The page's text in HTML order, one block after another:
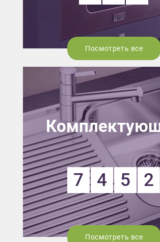
Посмотреть все
7 4 5 2
Посмотреть все